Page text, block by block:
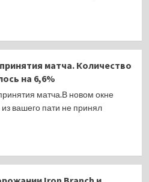
матча. Количество
на 6,6%
матча.В новом окне
вашего пати не принял